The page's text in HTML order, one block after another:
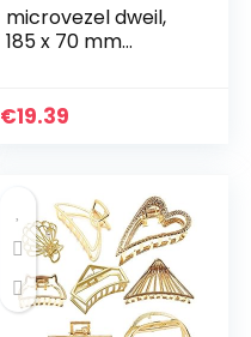
microvezel dweil,
185 x 70 mm
droge dweilpads
€19.39